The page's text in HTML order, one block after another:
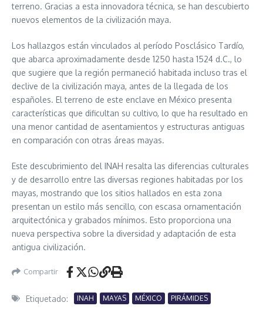
terreno. Gracias a esta innovadora técnica, se han descubierto
nuevos elementos de la civilización maya.
Los hallazgos están vinculados al período Posclásico Tardío,
que abarca aproximadamente desde 1250 hasta 1524 d.C., lo
que sugiere que la región permaneció habitada incluso tras el
declive de la civilización maya, antes de la llegada de los
españoles. El terreno de este enclave en México presenta
características que dificultan su cultivo, lo que ha resultado en
una menor cantidad de asentamientos y estructuras antiguas
en comparación con otras áreas mayas.
Este descubrimiento del INAH resalta las diferencias culturales
y de desarrollo entre las diversas regiones habitadas por los
mayas, mostrando que los sitios hallados en esta zona
presentan un estilo más sencillo, con escasa ornamentación
arquitectónica y grabados mínimos. Esto proporciona una
nueva perspectiva sobre la diversidad y adaptación de esta
antigua civilización.
Compartir
Etiquetado: INAH MAYAS MÉXICO PIRÁMIDES